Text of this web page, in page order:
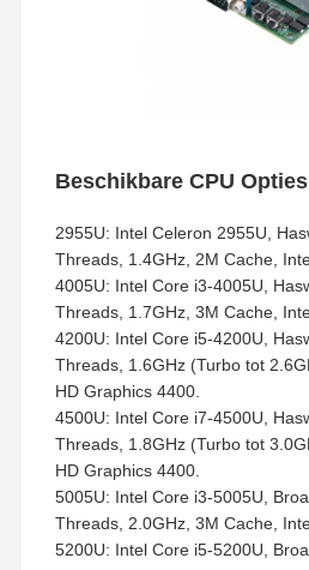
Beschikbare CPU Opties
2955U: Intel Celeron 2955U,
Threads, 1.4GHz, 2M Cache,
4005U: Intel Core i3-4005U,
Threads, 1.7GHz, 3M Cache,
4200U: Intel Core i5-4200U,
Threads, 1.6GHz (Turbo tot
HD Graphics 4400.
4500U: Intel Core i7-4500U,
Threads, 1.8GHz (Turbo tot
HD Graphics 4400.
5005U: Intel Core i3-5005U,
Threads, 2.0GHz, 3M Cache,
5200U: Intel Core i5-5200U,